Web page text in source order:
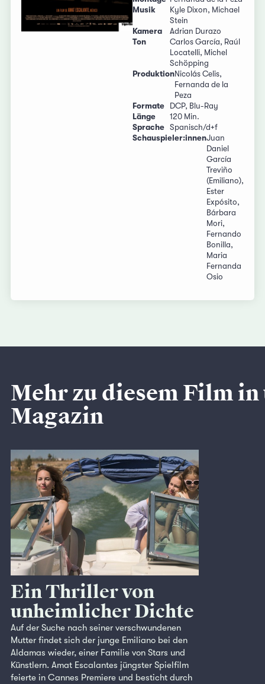
Musik
Kyle Dixon, Michael
Stein
Kamera
Adrian Durazo
Ton
Carlos García, Raúl
Locatelli, Michel
Schöpping
ProduktionNicolás Celis,
Fernanda de la
Peza
Formate
DCP, Blu-Ray
Länge
120 Min.
Sprache Spanisch/d+f
Schauspieler:innenJuan
Daniel
García
Treviño
(Emiliano),
Ester
Expósito,
Bárbara
Mori,
Fernando
Bonilla,
Maria
Fernanda
Osio
Mehr zu diesem Film in
Magazin
Ein Thriller von
unheimlicher Dichte
Auf der Suche nach seiner verschwundenen
Mutter findet sich der junge Emiliano bei den
Aldamas wieder, einer Familie von Stars und
Künstlern. Amat Escalantes jüngster Spielfilm
feierte in Cannes Premiere und besticht durch